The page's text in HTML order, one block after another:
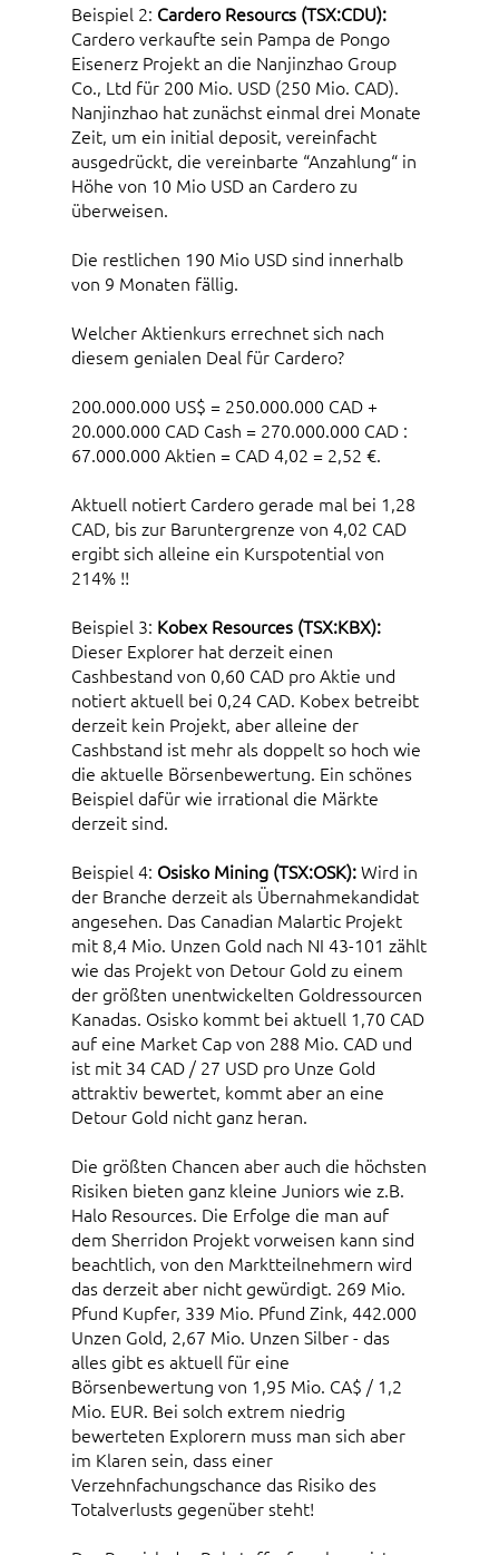
Beispiel 2: Cardero Resourcs (TSX:CDU):
Cardero verkaufte sein Pampa de Pongo
Eisenerz Projekt an die Nanjinzhao Group
Co., Ltd für 200 Mio. USD (250 Mio. CAD).
Nanjinzhao hat zunächst einmal drei Monate
Zeit, um ein initial deposit, vereinfacht
ausgedrückt, die vereinbarte “Anzahlung“ in
Höhe von 10 Mio USD an Cardero zu
überweisen.
Die restlichen 190 Mio USD sind innerhalb
von 9 Monaten fällig.
Welcher Aktienkurs errechnet sich nach
diesem genialen Deal für Cardero?
200.000.000 US$ = 250.000.000 CAD +
20.000.000 CAD Cash = 270.000.000 CAD :
67.000.000 Aktien = CAD 4,02 = 2,52 €.
Aktuell notiert Cardero gerade mal bei 1,28
CAD, bis zur Baruntergrenze von 4,02 CAD
ergibt sich alleine ein Kurspotential von
214% !!
Beispiel 3: Kobex Resources (TSX:KBX):
Dieser Explorer hat derzeit einen
Cashbestand von 0,60 CAD pro Aktie und
notiert aktuell bei 0,24 CAD. Kobex betreibt
derzeit kein Projekt, aber alleine der
Cashbstand ist mehr als doppelt so hoch wie
die aktuelle Börsenbewertung. Ein schönes
Beispiel dafür wie irrational die Märkte
derzeit sind.
Beispiel 4: Osisko Mining (TSX:OSK):Wird in
der Branche derzeit als Übernahmekandidat
angesehen. Das Canadian Malartic Projekt
mit 8,4 Mio. Unzen Gold nach NI 43-101 zählt
wie das Projekt von Detour Gold zu einem
der größten unentwickelten Goldressourcen
Kanadas. Osisko kommt bei aktuell 1,70 CAD
auf eine Market Cap von 288 Mio. CAD und
ist mit 34 CAD / 27 USD pro Unze Gold
attraktiv bewertet, kommt aber an eine
Detour Gold nicht ganz heran.
Die größten Chancen aber auch die höchsten
Risiken bieten ganz kleine Juniors wie z.B.
Halo Resources. Die Erfolge die man auf
dem Sherridon Projekt vorweisen kann sind
beachtlich, von den Marktteilnehmern wird
das derzeit aber nicht gewürdigt. 269 Mio.
Pfund Kupfer, 339 Mio. Pfund Zink, 442.000
Unzen Gold, 2,67 Mio. Unzen Silber - das
alles gibt es aktuell für eine
Börsenbewertung von 1,95 Mio. CA$ / 1,2
Mio. EUR. Bei solch extrem niedrig
bewerteten Explorern muss man sich aber
im Klaren sein, dass einer
Verzehnfachungschance das Risiko des
Totalverlusts gegenüber steht!